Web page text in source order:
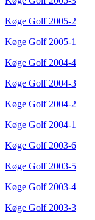
Køge Golf 2005-2
Køge Golf 2005-1
Køge Golf 2004-4
Køge Golf 2004-3
Køge Golf 2004-2
Køge Golf 2004-1
Køge Golf 2003-6
Køge Golf 2003-5
Køge Golf 2003-4
Køge Golf 2003-3